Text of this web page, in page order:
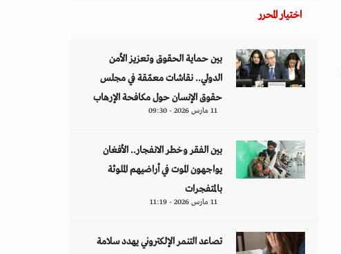
اختيار المحرر
بين حماية الحقوق وتعزيز الأمن
الدولي.. نقاشات معمّقة في مجلس
حقوق الإنسان حول مكافحة الإرهاب
11 مارس 2026 - 09:30
بين الفقر وخطر الانفجار.. الأفغان
يواجهون الموت في أراضيهم الملوثة
بالمتفجرات
11 مارس 2026 - 11:19
تصاعد التنمر الإلكتروني يهدد سلامة